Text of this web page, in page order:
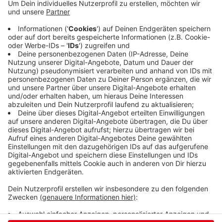
gefunden wurde, handelt es sich um die vermisste
Nadine aus Dahlbruch. Das hat die Obduktion der
Toten ergeben. Laut Polizei und Staatsanwaltschaft
Siegen gibt es zudem keine Hinweise auf ein
Fremdverschulden. Die 25-Jährige war zuletzt Mitte
Februar in Dahlbruch gesehen worden. Zahlreiche
Einsatzkräfte hatten zuletzt nach der jungen Frau
gesucht, unter anderem kamen Taucher und
Sonarboote in der Breitenbachtalsperre zum Einsatz.
Anzeige
Anzeige